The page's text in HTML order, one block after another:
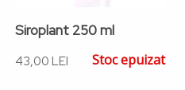
Siroplant 250 ml
43,00 LEI Stoc epuizat